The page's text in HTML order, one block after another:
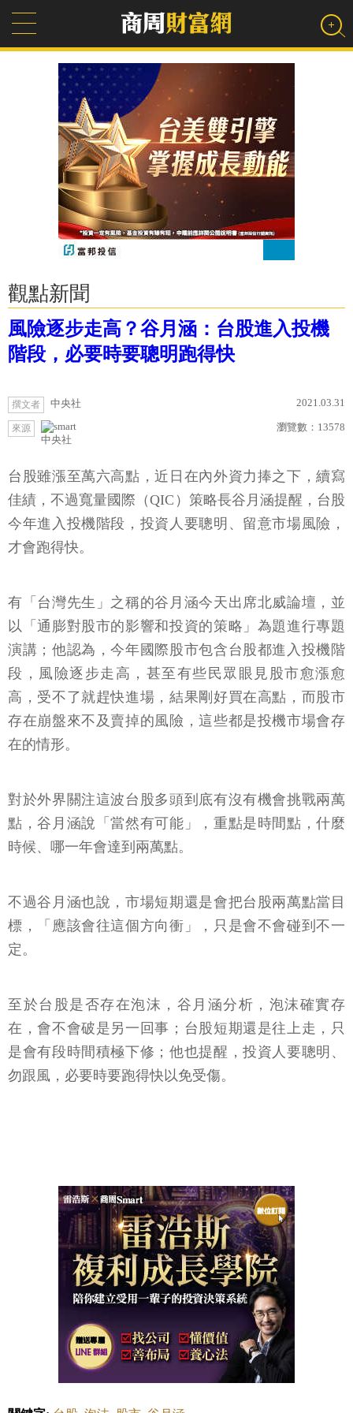
觀點新聞
風險逐步走高？谷月涵：台股進入投機
階段，必要時要聰明跑得快
撰文者 中央社 2021.03.31
來源
中央社
瀏覽數： 13578
台股雖漲至萬六高點，近日在內外資力捧之下，續寫
佳績，不過寬量國際（QIC）策略長谷月涵提醒，台股
今年進入投機階段，投資人要聰明、留意市場風險，
才會跑得快。
有「台灣先生」之稱的谷月涵今天出席北威論壇，並
以「通膨對股市的影響和投資的策略」為題進行專題
演講；他認為，今年國際股市包含台股都進入投機階
段，風險逐步走高，甚至有些民眾眼見股市愈漲愈
高，受不了就趕快進場，結果剛好買在高點，而股市
存在崩盤來不及賣掉的風險，這些都是投機市場會存
在的情形。
對於外界關注這波台股多頭到底有沒有機會挑戰兩萬
點，谷月涵說「當然有可能」，重點是時間點，什麼
時候、哪一年會達到兩萬點。
不過谷月涵也說，市場短期還是會把台股兩萬點當目
標，「應該會往這個方向衝」，只是會不會碰到不一
定。
至於台股是否存在泡沫，谷月涵分析，泡沫確實存
在，會不會破是另一回事；台股短期還是往上走，只
是會有段時間積極下修；他也提醒，投資人要聰明、
勿跟風，必要時要跑得快以免受傷。